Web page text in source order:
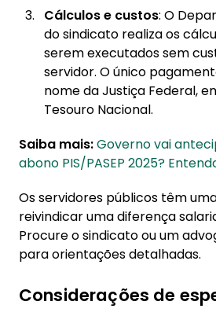
Cálculos e custos: O
do sindicato realiza os
serem executados sem
servidor. O único
nome da Justiça Federal,
Tesouro Nacional.
Saiba mais:Governo vai
abono PIS/PASEP 2025?
Os servidores públicos têm
reivindicar uma diferença
Procure o sindicato ou um
para orientações detalhadas.
Considerações de